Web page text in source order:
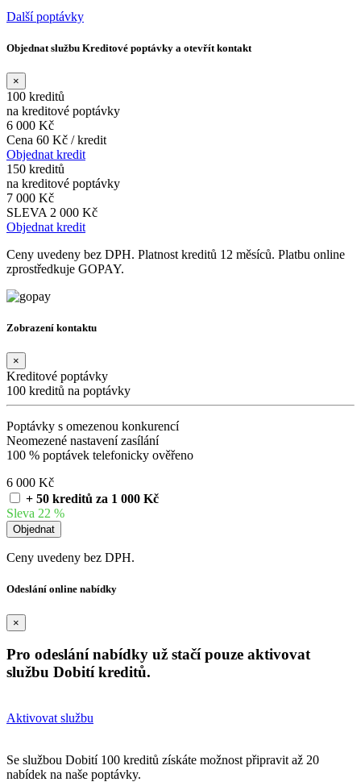
Další poptávky
Objednat službu Kreditové poptávky a otevřít kontakt
×
100 kreditů
na kreditové poptávky
6 000 Kč
Cena 60 Kč / kredit
Objednat kredit
150 kreditů
na kreditové poptávky
7 000 Kč
SLEVA 2 000 Kč
Objednat kredit
Ceny uvedeny bez DPH. Platnost kreditů 12 měsíců. Platbu online
zprostředkuje GOPAY.
Zobrazení kontaktu
×
Kreditové poptávky
100 kreditů na poptávky
Poptávky s omezenou konkurencí
Neomezené nastavení zasílání
100 % poptávek telefonicky ověřeno
6 000 Kč
+ 50 kreditů za 1 000 Kč
Sleva 22 %
Ceny uvedeny bez DPH.
Odeslání online nabídky
×
Pro odeslání nabídky už stačí pouze aktivovat
službu Dobití kreditů.
Aktivovat službu
Se službou Dobití 100 kreditů získáte možnost připravit až 20
nabídek na naše poptávky.